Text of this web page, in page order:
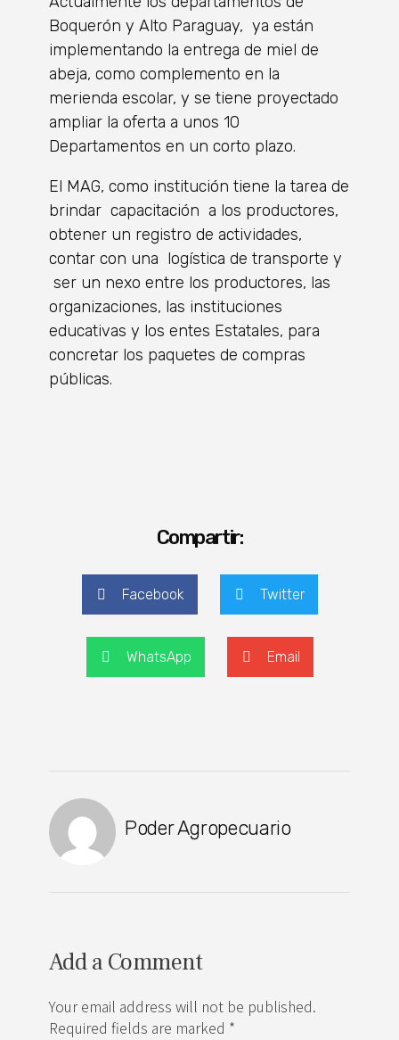
Boquerón y Alto Paraguay, ya están
implementando la entrega de miel de
abeja, como complemento en la
merienda escolar, y se tiene proyectado
ampliar la oferta a unos 10
Departamentos en un corto plazo.
El MAG, como institución tiene la tarea de
brindar capacitación a los productores,
obtener un registro de actividades,
contar con una logística de transporte y
ser un nexo entre los productores, las
organizaciones, las instituciones
educativas y los entes Estatales, para
concretar los paquetes de compras
públicas.
Compartir:
Facebook Twitter
WhatsApp Email
Poder Agropecuario
Add a Comment
Your email address will not be published.
Required fields are marked *